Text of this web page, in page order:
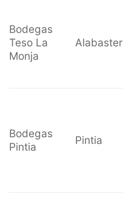
Bodegas
Teso La
Monja
Alabaster
Bodegas
Pintia
Pintia